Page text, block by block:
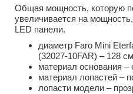
Общая мощность, которую
увеличивается на
LED панели.
диаметр Faro Mini
(32027-10FAR) – 128
материал основания –
материал лопастей –
лопасти модели –